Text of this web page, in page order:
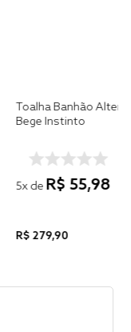
Toalha Banhão
Bege Instinto
5x de R$ 55,98
R$279,90